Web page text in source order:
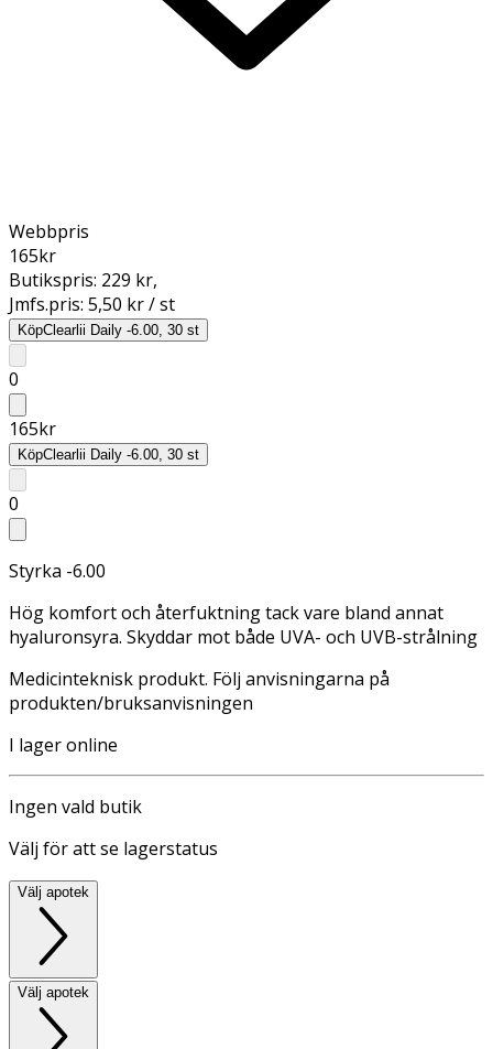
Webbpris
165kr
Butikspris: 229 kr,
Jmfs.pris: 5,50 kr / st
KöpClearlii Daily -6.00, 30 st
0
165kr
KöpClearlii Daily -6.00, 30 st
0
Styrka -6.00
Hög komfort och återfuktning tack vare bland annat
hyaluronsyra. Skyddar mot både UVA- och UVB-strålning
Medicinteknisk produkt. Följ anvisningarna på
produkten/bruksanvisningen
I lager online
Ingen vald butik
Välj för att se lagerstatus
Välj apotek
Välj apotek